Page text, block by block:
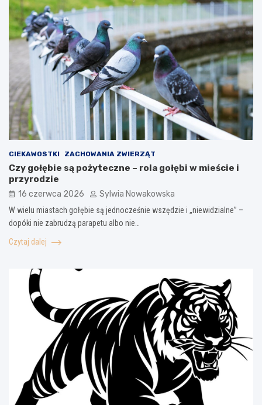
CIEKAWOSTKI ZACHOWANIA ZWIERZĄT
Czy gołębie są pożyteczne – rola gołębi w mieście i
przyrodzie
16 czerwca 2026 Sylwia Nowakowska
W wielu miastach gołębie są jednocześnie wszędzie i „niewidzialne” –
dopóki nie zabrudzą parapetu albo nie…
Czytaj dalej